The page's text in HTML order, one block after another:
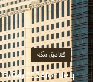
فنادق مكة
15/04/2024fondeq